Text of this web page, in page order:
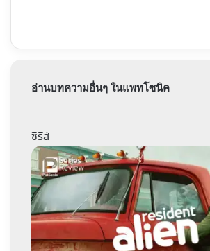
อ่านบทความอื่นๆ ในแพทโซนิค
ซีรีส์